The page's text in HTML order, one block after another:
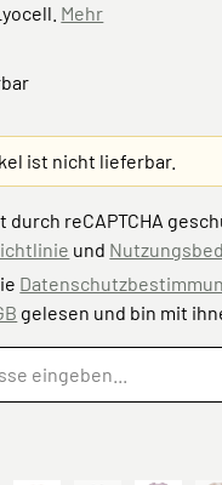
Mehr
ist nicht lieferbar.
durch reCAPTCHA
und
gelesen und bin mit